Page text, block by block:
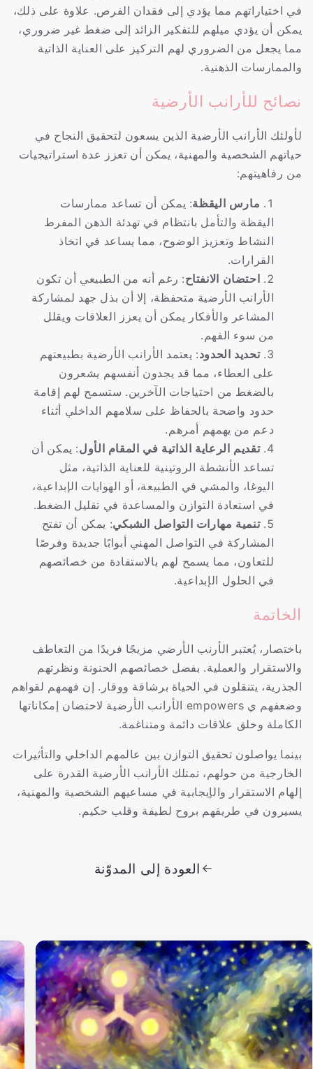
في اختياراتهم مما يؤدي إلى فقدان الفرص. علاوة على ذلك،
يمكن أن يؤدي ميلهم للتفكير الزائد إلى ضغط غير ضروري،
مما يجعل من الضروري لهم التركيز على العناية الذاتية
والممارسات الذهنية.
نصائح للأرانب الأرضية
لأولئك الأرانب الأرضية الذين يسعون لتحقيق النجاح في
حياتهم الشخصية والمهنية، يمكن أن تعزز عدة استراتيجيات
من رفاهيتهم:
مارس اليقظة: يمكن أن تساعد ممارسات
اليقظة والتأمل بانتظام في تهدئة الذهن المفرط
النشاط وتعزيز الوضوح، مما يساعد في اتخاذ
القرارات.
احتضان الانفتاح: رغم أنه من الطبيعي أن تكون
الأرانب الأرضية متحفظة، إلا أن بذل جهد لمشاركة
المشاعر والأفكار يمكن أن يعزز العلاقات ويقلل
من سوء الفهم.
تحديد الحدود: يعتمد الأرانب الأرضية بطبيعتهم
على العطاء، مما قد يجدون أنفسهم يشعرون
بالضغط من احتياجات الآخرين. ستسمح لهم إقامة
حدود واضحة بالحفاظ على سلامهم الداخلي أثناء
دعم من يهمهم أمرهم.
تقديم الرعاية الذاتية في المقام الأول: يمكن أن
تساعد الأنشطة الروتينية للعناية الذاتية، مثل
اليوغا، والمشي في الطبيعة، أو الهوايات الإبداعية،
في استعادة التوازن والمساعدة في تقليل الضغط.
تنمية مهارات التواصل الشبكي: يمكن أن تفتح
المشاركة في التواصل المهني أبوابًا جديدة وفرصًا
للتعاون، مما يسمح لهم بالاستفادة من خصائصهم
في الحلول الإبداعية.
الخاتمة
باختصار، يُعتبر الأرنب الأرضي مزيجًا فريدًا من التعاطف
والاستقرار والعملية. بفضل خصائصهم الحنونة ونظرتهم
الجذرية، يتنقلون في الحياة برشاقة ووقار. إن فهمهم لقواهم
وضعفهم ي empowers الأرانب الأرضية لاحتضان إمكاناتها
الكاملة وخلق علاقات دائمة ومتناغمة.
بينما يواصلون تحقيق التوازن بين عالمهم الداخلي والتأثيرات
الخارجية من حولهم، تمتلك الأرانب الأرضية القدرة على
إلهام الاستقرار والإيجابية في مساعيهم الشخصية والمهنية،
يسيرون في طريقهم بروح لطيفة وقلب حكيم.
العودة إلى المدوّنة